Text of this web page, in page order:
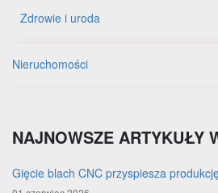
Zdrowie i uroda
Nieruchomości
NAJNOWSZE ARTYKUŁY
Gięcie blach CNC przyspiesza